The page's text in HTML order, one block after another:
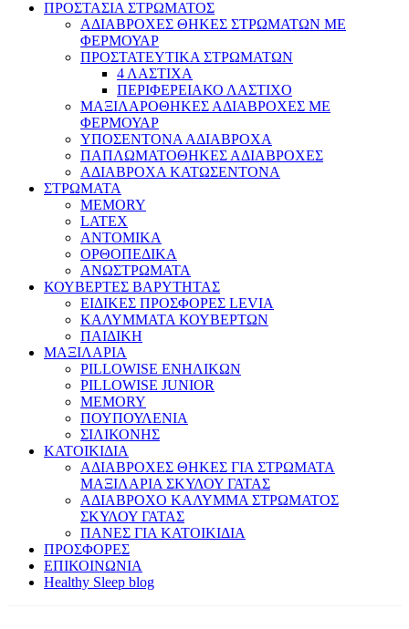
ΠΡΟΣΤΑΣΙΑ ΣΤΡΩΜΑΤΟΣ
ΑΔΙΑΒΡΟΧΕΣ ΘΗΚΕΣ ΣΤΡΩΜΑΤΩΝ ΜΕ
ΦΕΡΜΟΥΑΡ
ΠΡΟΣΤΑΤΕΥΤΙΚΑ ΣΤΡΩΜΑΤΩΝ
4 ΛΑΣΤΙΧΑ
ΠΕΡΙΦΕΡΕΙΑΚΟ ΛΑΣΤΙΧΟ
ΜΑΞΙΛΑΡΟΘΗΚΕΣ ΑΔΙΑΒΡΟΧΕΣ ΜΕ
ΦΕΡΜΟΥΑΡ
ΥΠΟΣΕΝΤΟΝΑ ΑΔΙΑΒΡΟΧΑ
ΠΑΠΛΩΜΑΤΟΘΗΚΕΣ ΑΔΙΑΒΡΟΧΕΣ
ΑΔΙΑΒΡΟΧΑ ΚΑΤΩΣΕΝΤΟΝΑ
ΣΤΡΩΜΑΤΑ
MEMORY
LATEX
ΑΝΤΟΜΙΚΑ
ΟΡΘΟΠΕΔΙΚΑ
ΑΝΩΣΤΡΩΜΑΤΑ
ΚΟΥΒΕΡΤΕΣ ΒΑΡΥΤΗΤΑΣ
ΕΙΔΙΚΕΣ ΠΡΟΣΦΟΡΕΣ LEVIA
ΚΑΛΥΜΜΑΤΑ ΚΟΥΒΕΡΤΩΝ
ΠΑΙΔΙΚΗ
ΜΑΞΙΛΑΡΙΑ
PILLOWISE ΕΝΗΛΙΚΩΝ
PILLOWISE JUNIOR
MEMORY
ΠΟΥΠΟΥΛΕΝΙΑ
ΣΙΛΙΚΟΝΗΣ
ΚΑΤΟΙΚΙΔΙΑ
ΑΔΙΑΒΡΟΧΕΣ ΘΗΚΕΣ ΓΙΑ ΣΤΡΩΜΑΤΑ
ΜΑΞΙΛΑΡΙΑ ΣΚΥΛΟΥ ΓΑΤΑΣ
ΑΔΙΑΒΡΟΧΟ ΚΑΛΥΜΜΑ ΣΤΡΩΜΑΤΟΣ
ΣΚΥΛΟΥ ΓΑΤΑΣ
ΠΑΝΕΣ ΓΙΑ ΚΑΤΟΙΚΙΔΙΑ
ΠΡΟΣΦΟΡΕΣ
ΕΠΙΚΟΙΝΩΝΙΑ
Healthy Sleep blog